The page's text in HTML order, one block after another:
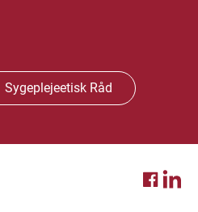
Sygeplejeetisk Råd